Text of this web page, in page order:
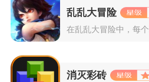
乱乱大冒险
消灭彩砖